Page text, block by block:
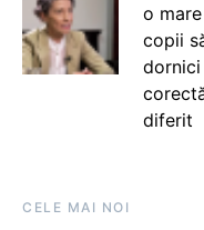
o
copii
dornici
diferit
CELE MAI NOI